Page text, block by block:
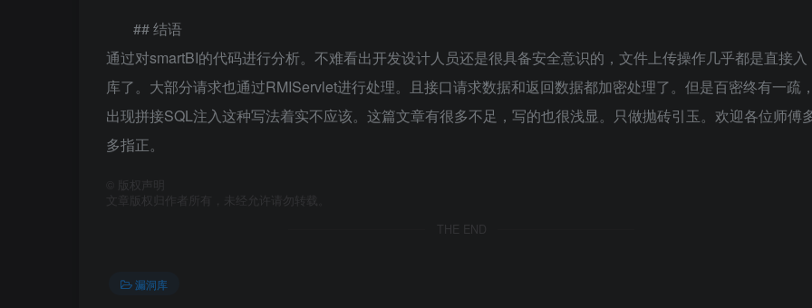
## 结语
通过对smartBI的代码进行分析。不难看出开发设计人员还是很具备安全意识的，文件上传操作几乎都是直接入
库了。大部分请求也通过RMIServlet进行处理。且接口请求数据和返回数据都加密处理了。但是百密终有一疏
出现拼接SQL注入这种写法着实不应该。这篇文章有很多不足，写的也很浅显。只做抛砖引玉。欢迎各位师傅
多指正。
版权声明
文章版权归作者所有，未经允许请勿转载。
THE END
漏洞库